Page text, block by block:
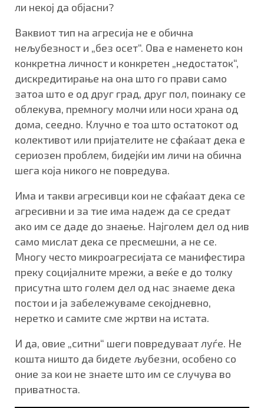
ли некој да објасни?
Ваквиот тип на агресија не е обична
нељубезност и „без осет“. Ова е наменето кон
конкретна личност и конкретен „недостаток“,
дискредитирање на она што го прави само
затоа што е од друг град, друг пол, поинаку се
облекува, премногу молчи или носи храна од
дома, сеедно. Клучно е тоа што остатокот од
колективот или пријателите не сфаќаат дека е
сериозен проблем, бидејќи им личи на обична
шега која никого не повредува.
Има и такви агресивци кои не сфаќаат дека се
агресивни и за тие има надеж да се средат
ако им се даде до знаење. Најголем дел од нив
само мислат дека се пресмешни, а не се.
Многу често микроагресијата се манифестира
преку социјалните мрежи, а веќе е до толку
присутна што голем дел од нас знаеме дека
постои и ја забележуваме секојдневно,
неретко и самите сме жртви на истата.
И да, овие „ситни“ шеги повредуваат луѓе. Не
кошта ништо да бидете љубезни, особено со
оние за кои не знаете што им се случува во
приватноста.